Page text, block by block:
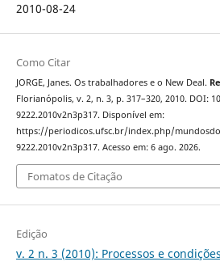
2010-08-24
Como Citar
JORGE, Janes. Os trabalhadores e o New Deal.
Florianópolis, v. 2, n. 3, p. 317–320, 2010. DOI:
9222.2010v2n3p317. Disponível em:
https://periodicos.ufsc.br/index.php/
9222.2010v2n3p317. Acesso em: 6 ago. 2026.
Fomatos de Citação
Edição
v. 2 n. 3 (2010): Processos e